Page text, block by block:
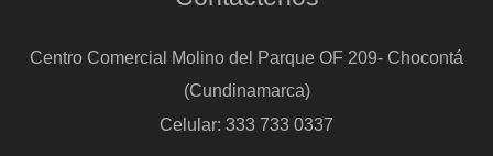
Centro Comercial Molino del Parque OF 209- Chocontá
(Cundinamarca)
Celular: 333 733 0337